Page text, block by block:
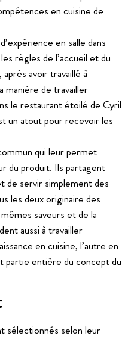
en cuisine de
en salle dans
règles de l’accueil et du
avoir travaillé à
manière de travailler
le restaurant étoilé de Cyril
un atout pour recevoir les
qui leur permet
du produit. Ils partagent
de servir simplement des
les deux originaire des
saveurs et de la
aussi à travailler
en cuisine, l’autre en
partie entière du concept du
sélectionnés selon leur